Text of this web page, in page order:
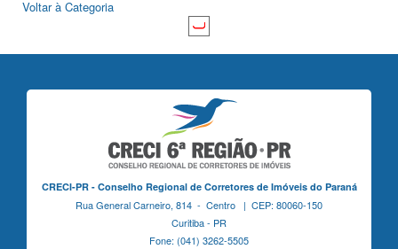
Voltar à Categoria
CRECI-PR - Conselho Regional de Corretores de Imóveis do Paraná
Rua General Carneiro, 814 - Centro | CEP: 80060-150
Curitiba - PR
Fone: (041) 3262-5505